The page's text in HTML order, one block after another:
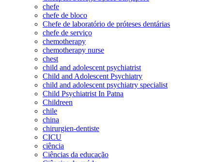
chefe
chefe de bloco
Chefe de laboratório de próteses dentárias
chefe de serviço
chemotherapy
chemotherapy nurse
chest
child and adolescent psychiatrist
Child and Adolescent Psychiatry
child and adolescent psychiatry specialist
Child Psychiatrist In Patna
Childreen
chile
china
chirurgien-dentiste
CICU
ciência
Ciências da educação